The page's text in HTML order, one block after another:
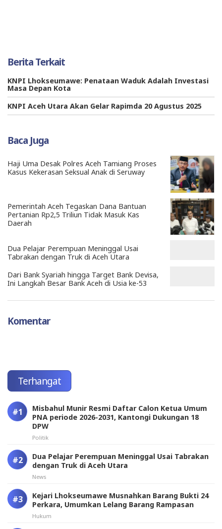
Berita Terkait
KNPI Lhokseumawe: Penataan Waduk Adalah Investasi
Masa Depan Kota
KNPI Aceh Utara Akan Gelar Rapimda 20 Agustus 2025
Baca Juga
Haji Uma Desak Polres Aceh Tamiang Proses
Kasus Kekerasan Seksual Anak di Seruway
Pemerintah Aceh Tegaskan Dana Bantuan
Pertanian Rp2,5 Triliun Tidak Masuk Kas
Daerah
Dua Pelajar Perempuan Meninggal Usai
Tabrakan dengan Truk di Aceh Utara
Dari Bank Syariah hingga Target Bank Devisa,
Ini Langkah Besar Bank Aceh di Usia ke-53
Komentar
Terhangat
Misbahul Munir Resmi Daftar Calon Ketua Umum
PNA periode 2026-2031, Kantongi Dukungan 18
DPW
Politik
Dua Pelajar Perempuan Meninggal Usai Tabrakan
dengan Truk di Aceh Utara
News
Kejari Lhokseumawe Musnahkan Barang Bukti 24
Perkara, Umumkan Lelang Barang Rampasan
Hukum